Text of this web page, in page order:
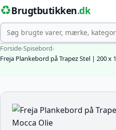
♻️Brugtbutikken.dk
Søg
Forside›Spisebord›
Freja Plankebord på Trapez Stel | 200 x